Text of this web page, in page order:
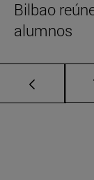
Bilbao
alumnos